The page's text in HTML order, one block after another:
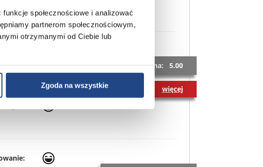
społecznościowe i analizować
partnerom społecznościowym,
otrzymanymi od Ciebie lub
Zgoda na wszystkie
Średnia ocena: 5.00
więcej